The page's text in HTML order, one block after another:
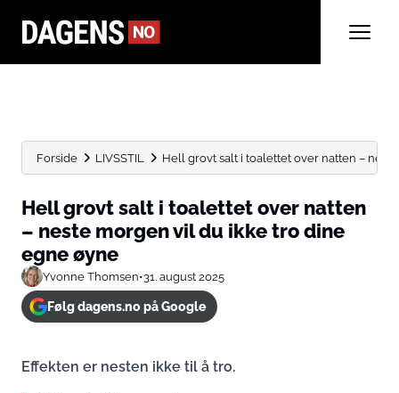
Forside LIVSSTIL Hell grovt salt i toalettet over natten – neste
Hell grovt salt i toalettet over natten
– neste morgen vil du ikke tro dine
egne øyne
Yvonne Thomsen•31. august 2025
Følg dagens.no på Google
Effekten er nesten ikke til å tro.